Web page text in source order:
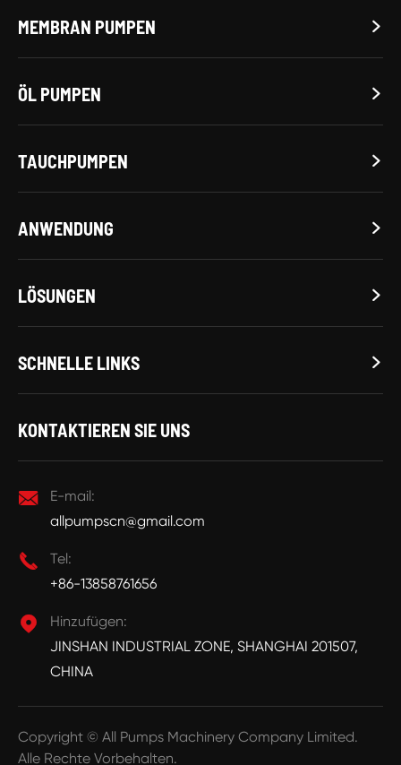
MEMBRAN PUMPEN 
ÖL PUMPEN 
TAUCHPUMPEN 
ANWENDUNG 
LÖSUNGEN 
SCHNELLE LINKS 
KONTAKTIEREN SIE UNS

E-mail:
allpumpscn@gmail.com

Tel:
+86-13858761656

Hinzufügen:
JINSHAN INDUSTRIAL ZONE, SHANGHAI 201507,
CHINA
Copyright © All Pumps Machinery Company Limited.
Alle Rechte Vorbehalten.